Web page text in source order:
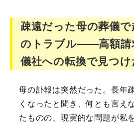
疎遠だった母の葬儀
のトラブル――高額請
儀社への転換で見つけ
母の訃報は突然だった。長年
くなったと聞き、何とも言え
たものの、現実的な問題が私